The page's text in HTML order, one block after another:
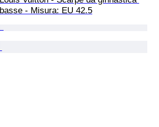
basse - Misura: EU 42.5